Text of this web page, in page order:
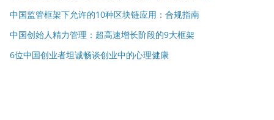
中国监管框架下允许的10种区块链应用：合规指南
中国创始人精力管理：超高速增长阶段的9大框架
6位中国创业者坦诚畅谈创业中的心理健康